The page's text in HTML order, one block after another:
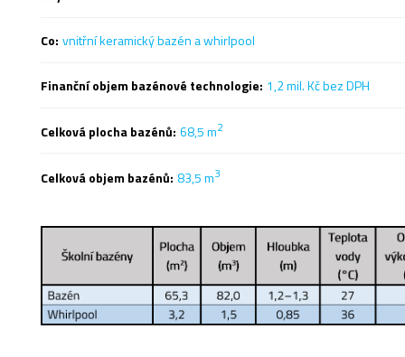
Co: vnitřní keramický bazén a whirlpool
Finanční objem bazénové technologie: 1,2 mil. Kč bez DPH
Celková plocha bazénů: 68,5 m2
Celková objem bazénů: 83,5 m3